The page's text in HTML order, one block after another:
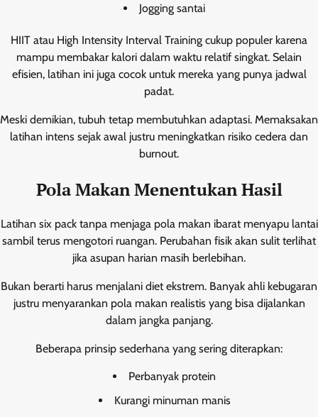
Jogging santai
HIIT atau High Intensity Interval Training cukup populer karena
mampu membakar kalori dalam waktu relatif singkat. Selain
efisien, latihan ini juga cocok untuk mereka yang punya jadwal
padat.
Meski demikian, tubuh tetap membutuhkan adaptasi. Memaksakan
latihan intens sejak awal justru meningkatkan risiko cedera dan
burnout.
Pola Makan Menentukan Hasil
Latihan six pack tanpa menjaga pola makan ibarat menyapu lantai
sambil terus mengotori ruangan. Perubahan fisik akan sulit terlihat
jika asupan harian masih berlebihan.
Bukan berarti harus menjalani diet ekstrem. Banyak ahli kebugaran
justru menyarankan pola makan realistis yang bisa dijalankan
dalam jangka panjang.
Beberapa prinsip sederhana yang sering diterapkan:
Perbanyak protein
Kurangi minuman manis